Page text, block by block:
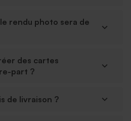
rendu photo sera de
des cartes
part ?
de livraison ?